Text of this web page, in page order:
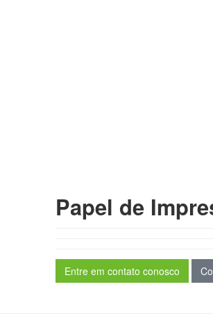
Papel de
Entre em contato conosco